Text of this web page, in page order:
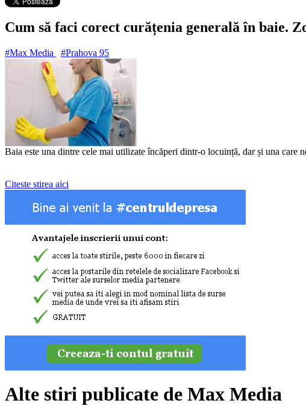
Cum să faci corect curățenia generală în baie.
#Max Media #Prahova 95
Baia este una dintre cele mai utilizate încăperi dintr-o locuință, dar și una care
Citeste stirea aici
Alte stiri publicate de Max Media